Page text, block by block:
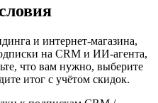
и интернет-магазина,
на CRM и ИИ-агента,
что вам нужно, выберите
итог с учётом скидок.